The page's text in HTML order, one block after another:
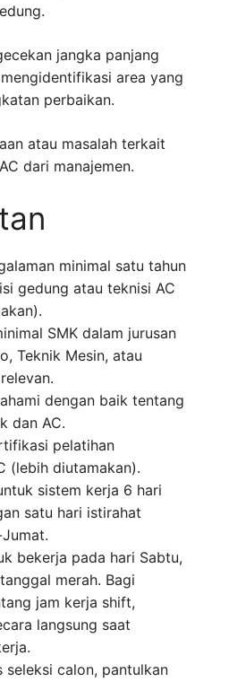
jangka panjang
area yang
perbaikan.
atau masalah terkait
dari manajemen.
minimal satu tahun
gedung atau teknisi AC
SMK dalam jurusan
Teknik Mesin, atau
dengan baik tentang
dan AC.
pelatihan
(lebih diutamakan).
sistem kerja 6 hari
satu hari istirahat
bekerja pada hari Sabtu,
merah. Bagi
jam kerja shift,
langsung saat
seleksi calon, pantulkan